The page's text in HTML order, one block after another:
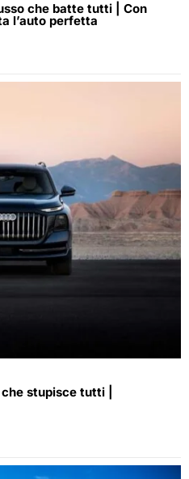
che batte tutti | Con
l’auto perfetta
stupisce tutti |